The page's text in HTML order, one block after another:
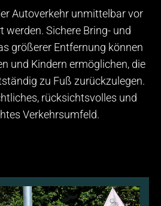
Autoverkehr unmittelbar vor
werden. Sichere Bring- und
größerer Entfernung können
und Kindern ermöglichen, die
zu Fuß zurückzulegen.
rücksichtsvolles und
Verkehrsumfeld.